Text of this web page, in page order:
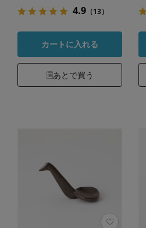
4.9（13）
カートに入れる
あとで買う